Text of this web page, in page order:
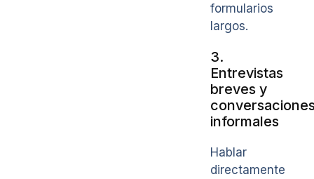
formularios
largos.
3.
Entrevistas
breves y
informales
Hablar
directamente